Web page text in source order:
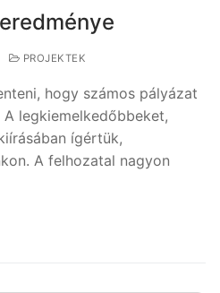
PROJEKTEK
hogy számos pályázat
legkiemelkedőbbeket,
ígértük,
A felhozatal nagyon